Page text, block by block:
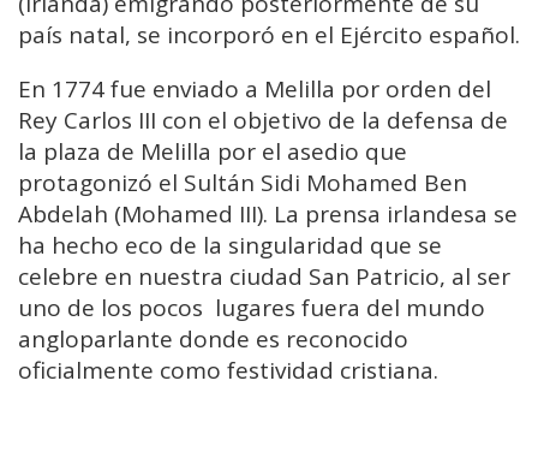
país natal, se incorporó en el Ejército español.
En 1774 fue enviado a Melilla por orden del
Rey Carlos III con el objetivo de la defensa de
la plaza de Melilla por el asedio que
protagonizó el Sultán Sidi Mohamed Ben
Abdelah (Mohamed III). La prensa irlandesa se
ha hecho eco de la singularidad que se
celebre en nuestra ciudad San Patricio, al ser
uno de los pocos lugares fuera del mundo
angloparlante donde es reconocido
oficialmente como festividad cristiana.